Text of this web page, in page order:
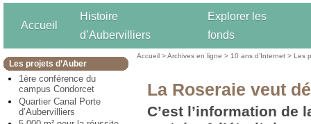
Accueil
Histoire
d’Aubervilliers
Explorer les
fonds
Les projets d’Auber
1ère conférence du
campus Condorcet
Quartier Canal Porte
d’Aubervilliers
Accueil >Archives en ligne > 10 ans d’Internet >Les
La Roseraie veut
C’est l’information de